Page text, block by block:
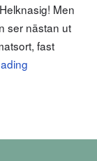
Men
ser nästan ut
fast